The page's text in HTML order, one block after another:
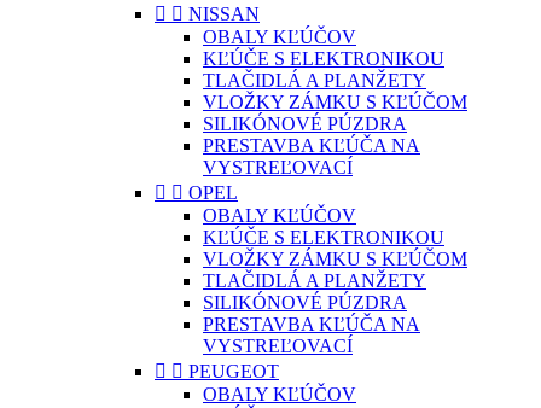
  NISSAN
OBALY KĽÚČOV
KĽÚČE S ELEKTRONIKOU
TLAČIDLÁ A PLANŽETY
VLOŽKY ZÁMKU S KĽÚČOM
SILIKÓNOVÉ PÚZDRA
PRESTAVBA KĽÚČA NA
VYSTREĽOVACÍ
  OPEL
OBALY KĽÚČOV
KĽÚČE S ELEKTRONIKOU
VLOŽKY ZÁMKU S KĽÚČOM
TLAČIDLÁ A PLANŽETY
SILIKÓNOVÉ PÚZDRA
PRESTAVBA KĽÚČA NA
VYSTREĽOVACÍ
  PEUGEOT
OBALY KĽÚČOV